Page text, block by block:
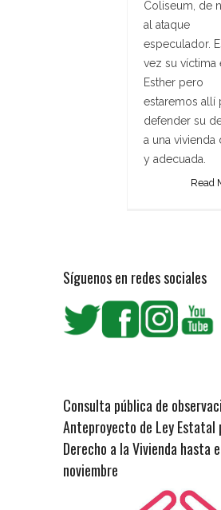
Coliseum, de
al ataque
especulador.
vez su víctima
Esther pero
estaremos allí
defender su
a una vivienda
y adecuada.
Read
Síguenos en redes sociales
Consulta pública de
Anteproyecto de Ley Estatal
Derecho a la Vivienda hasta
noviembre